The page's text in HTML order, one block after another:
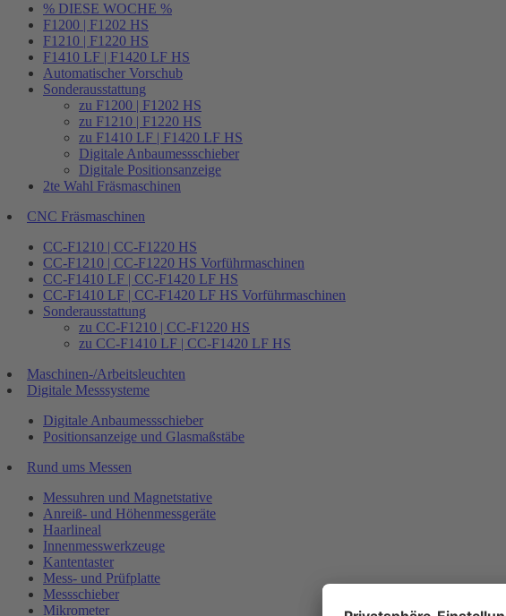
% DIESE WOCHE %
F1200 | F1202 HS
F1210 | F1220 HS
F1410 LF | F1420 LF HS
Automatischer Vorschub
Sonderausstattung
zu F1200 | F1202 HS
zu F1210 | F1220 HS
zu F1410 LF | F1420 LF HS
Digitale Anbaumessschieber
Digitale Positionsanzeige
2te Wahl Fräsmaschinen
CNC Fräsmaschinen
CC-F1210 | CC-F1220 HS
CC-F1210 | CC-F1220 HS Vorführmaschinen
CC-F1410 LF | CC-F1420 LF HS
CC-F1410 LF | CC-F1420 LF HS Vorführmaschinen
Sonderausstattung
zu CC-F1210 | CC-F1220 HS
zu CC-F1410 LF | CC-F1420 LF HS
Maschinen-/Arbeitsleuchten
Digitale Messsysteme
Digitale Anbaumessschieber
Positionsanzeige und Glasmaßstäbe
Rund ums Messen
Messuhren und Magnetstative
Anreiß- und Höhenmessgeräte
Haarlineal
Innenmesswerkzeuge
Kantentaster
Mess- und Prüfplatte
Messschieber
Mikrometer